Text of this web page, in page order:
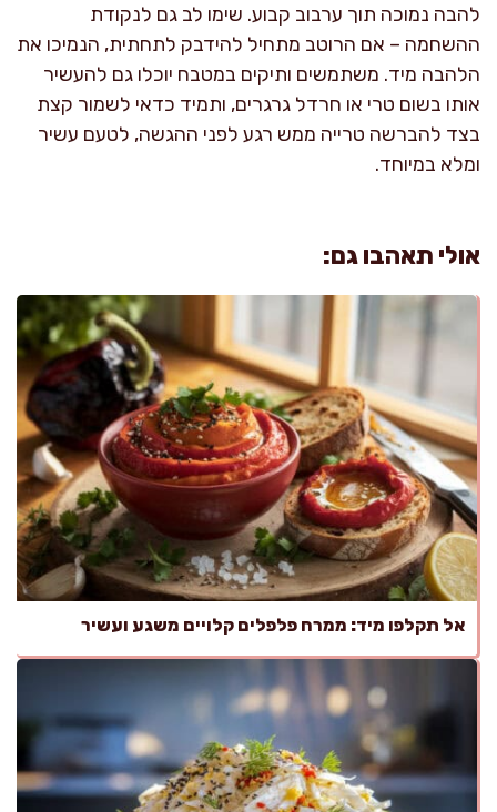
להבה נמוכה תוך ערבוב קבוע. שימו לב גם לנקודת
ההשחמה – אם הרוטב מתחיל להידבק לתחתית, הנמיכו את
הלהבה מיד. משתמשים ותיקים במטבח יוכלו גם להעשיר
אותו בשום טרי או חרדל גרגרים, ותמיד כדאי לשמור קצת
בצד להברשה טרייה ממש רגע לפני ההגשה, לטעם עשיר
ומלא במיוחד.
אולי תאהבו גם:
אל תקלפו מיד: ממרח פלפלים קלויים משגע ועשיר